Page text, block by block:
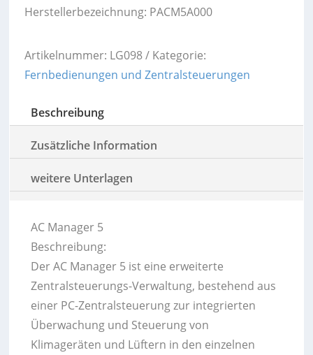
Herstellerbezeichnung: PACM5A000
Artikelnummer: LG098
Kategorie:
Fernbedienungen und Zentralsteuerungen
Beschreibung
Zusätzliche Information
weitere Unterlagen
AC Manager 5
Beschreibung:
Der AC Manager 5 ist eine erweiterte
Zentralsteuerungs-Verwaltung, bestehend aus
einer PC-Zentralsteuerung zur integrierten
Überwachung und Steuerung von
Klimageräten und Lüftern in den einzelnen